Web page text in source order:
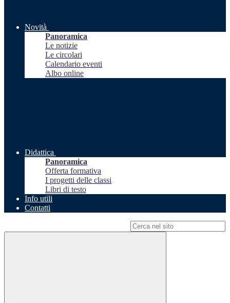
Novità
Panoramica
Le notizie
Le circolari
Calendario eventi
Albo online
Didattica
Panoramica
Offerta formativa
I progetti delle classi
Libri di testo
Info utili
Contatti